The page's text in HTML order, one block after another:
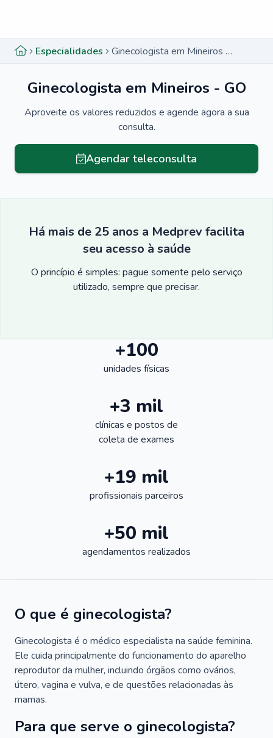
Especialidades Ginecologista em Mineiros - GO
Ginecologista em Mineiros - GO
Aproveite os valores reduzidos e agende agora a sua
consulta.
Agendar teleconsulta
Há mais de 25 anos a Medprev facilita
seu acesso à saúde
O princípio é simples: pague somente pelo serviço
utilizado, sempre que precisar.
+100
unidades físicas
+3 mil
clínicas e postos de
coleta de exames
+19 mil
profissionais parceiros
+50 mil
agendamentos realizados
O que é ginecologista?
Ginecologista é o médico especialista na saúde feminina.
Ele cuida principalmente do funcionamento do aparelho
reprodutor da mulher, incluindo órgãos como ovários,
útero, vagina e vulva, e de questões relacionadas às
mamas.
Para que serve o ginecologista?